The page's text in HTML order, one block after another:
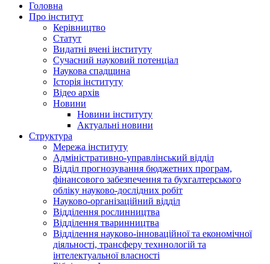
Головна
Про інститут
Керівництво
Статут
Видатні вчені інституту
Сучасний науковий потенціал
Наукова спадщина
Історія інституту
Відео архів
Новини
Новини інституту
Актуальні новини
Структура
Мережа інституту
Адміністративно-управлінський відділ
Відділ прогнозування бюджетних програм,
фінансового забезпечення та бухгалтерського
обліку науково-дослідних робіт
Науково-організаційний відділ
Відділення рослинництва
Відділення тваринництва
Відділення науково-інноваційної та економічної
діяльності, трансферу техннологій та
інтелектуальної власності